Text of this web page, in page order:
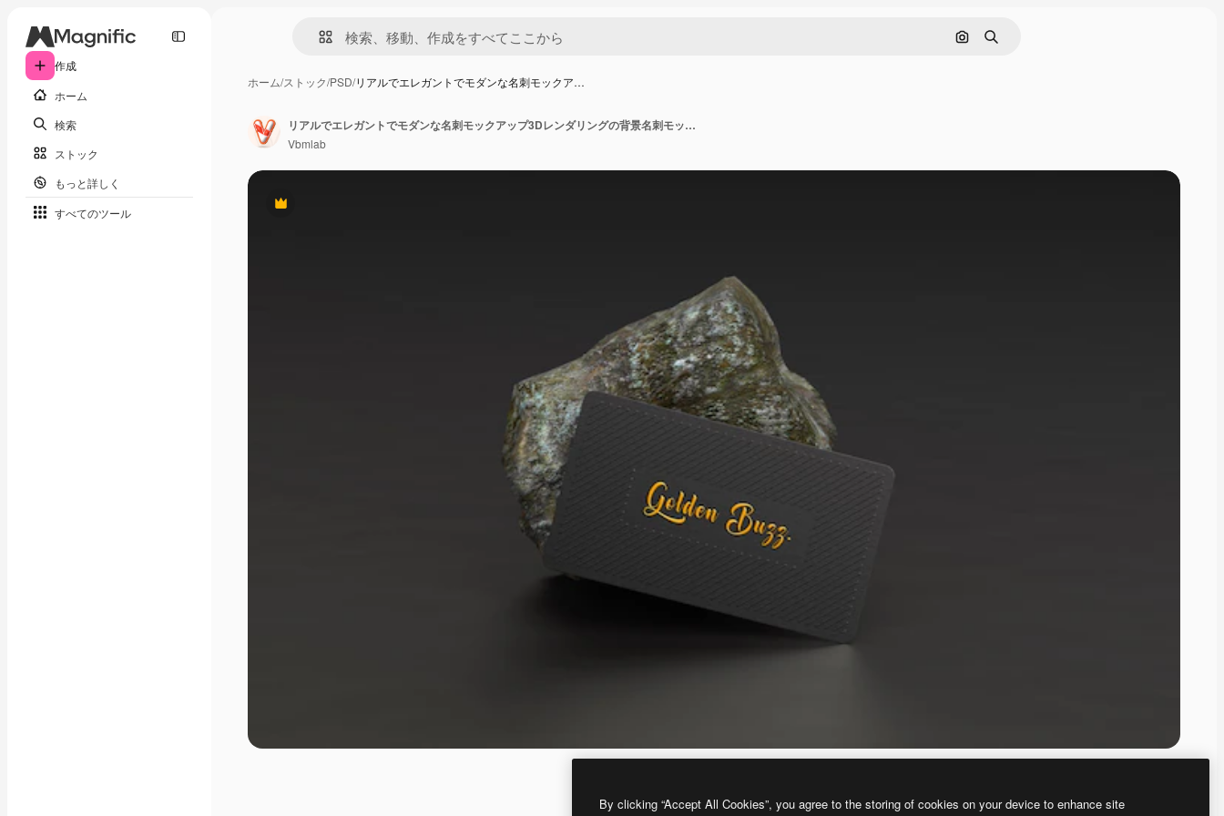
作成
ホーム
検索
ストック
もっと詳しく
すべてのツール
画像で検索
検索
ホーム/ストック/PSD/リアルでエレガントでモダンな名刺モックア…
Premium
リアルでエレガントでモダンな名刺モックアップ3Dレンダリングの背景名刺モックアップシーン
Vbmlab
By clicking “Accept All Cookies”, you agree to the storing of cookies on your device to enhance site